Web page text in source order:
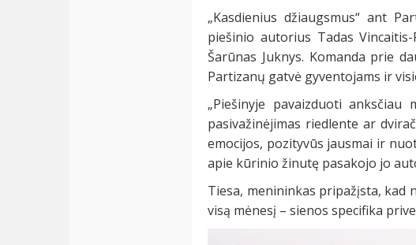
„Kasdienius džiaugsmus“ ant
piešinio autorius Tadas
Šarūnas Juknys. Komanda prie
Partizanų gatvė gyventojams ir
„Piešinyje pavaizduoti
pasivažinėjimas riedlente ar
emocijos, pozityvūs jausmai ir
apie kūrinio žinutę pasakojo jo
Tiesa, menininkas pripažįsta, kad
visą mėnesį – sienos specifika